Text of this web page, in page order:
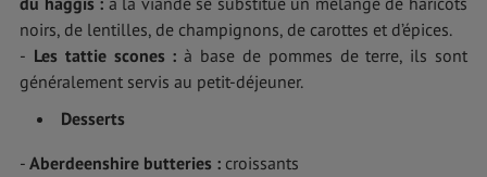
noirs, de lentilles, de champignons, de carottes et d’épices.
- Les tattie scones : à base de pommes de terre, ils sont
généralement servis au petit-déjeuner.
Desserts
- Aberdeenshire butteries : croissants